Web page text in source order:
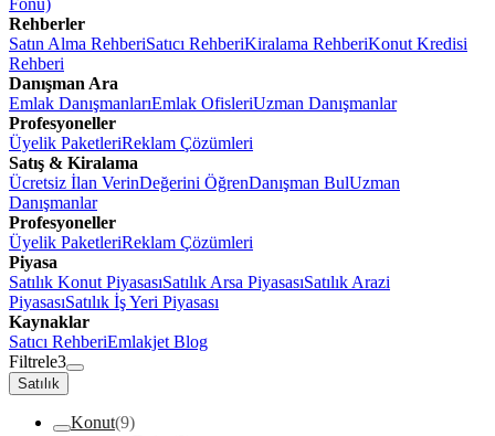
Fonu)
Rehberler
Satın Alma RehberiSatıcı RehberiKiralama RehberiKonut Kredisi
Rehberi
Danışman Ara
Emlak DanışmanlarıEmlak OfisleriUzman Danışmanlar
Profesyoneller
Üyelik PaketleriReklam Çözümleri
Satış & Kiralama
Ücretsiz İlan VerinDeğerini ÖğrenDanışman BulUzman
Danışmanlar
Profesyoneller
Üyelik PaketleriReklam Çözümleri
Piyasa
Satılık Konut PiyasasıSatılık Arsa PiyasasıSatılık Arazi
PiyasasıSatılık İş Yeri Piyasası
Kaynaklar
Satıcı RehberiEmlakjet Blog
Filtrele3
Satılık
Konut(9)